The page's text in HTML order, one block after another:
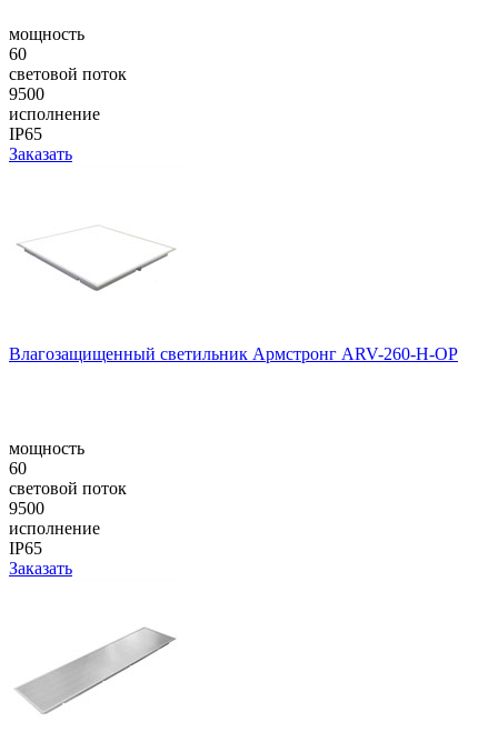
мощность
60
световой поток
9500
исполнение
IP65
Заказать
Влагозащищенный светильник Армстронг ARV-260-H-OP
мощность
60
световой поток
9500
исполнение
IP65
Заказать